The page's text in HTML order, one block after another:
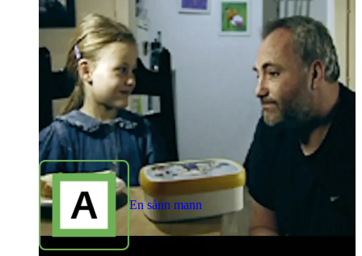
En sånn mann